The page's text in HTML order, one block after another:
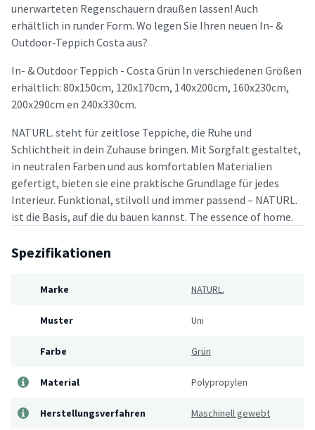
unerwarteten Regenschauern draußen lassen! Auch
erhältlich in runder Form. Wo legen Sie Ihren neuen In- &
Outdoor-Teppich Costa aus?
In- & Outdoor Teppich - Costa Grün In verschiedenen Größen
erhältlich: 80x150cm, 120x170cm, 140x200cm, 160x230cm,
200x290cm en 240x330cm.
NATURL. steht für zeitlose Teppiche, die Ruhe und
Schlichtheit in dein Zuhause bringen. Mit Sorgfalt gestaltet,
in neutralen Farben und aus komfortablen Materialien
gefertigt, bieten sie eine praktische Grundlage für jedes
Interieur. Funktional, stilvoll und immer passend – NATURL.
ist die Basis, auf die du bauen kannst. The essence of home.
Spezifikationen
Marke NATURL.
Muster Uni
Farbe Grün
Material Polypropylen
Herstellungsverfahren Maschinell gewebt